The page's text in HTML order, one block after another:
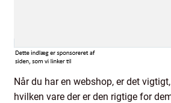
Når du har en webshop, er det
hvilken vare der er den rigtige for